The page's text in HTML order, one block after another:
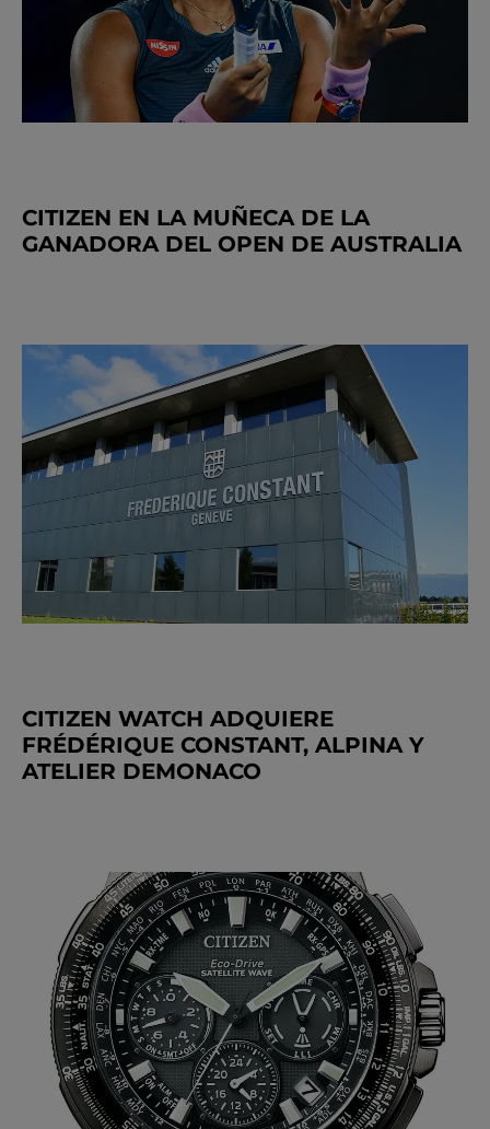
CITIZEN EN LA MUÑECA DE LA
GANADORA DEL OPEN DE AUSTRALIA
CITIZEN WATCH ADQUIERE
FRÉDÉRIQUE CONSTANT, ALPINA Y
ATELIER DEMONACO